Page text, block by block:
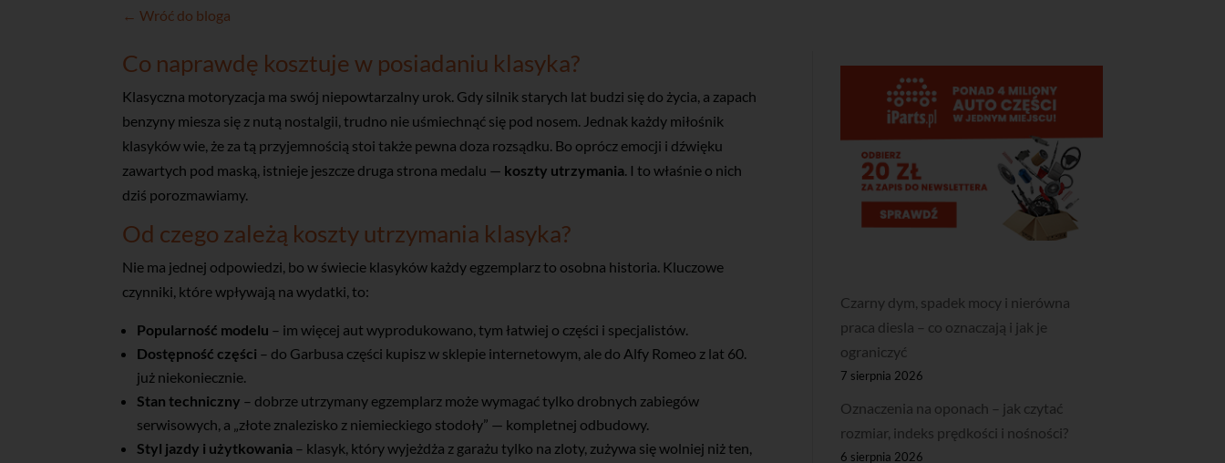
← Wróć do bloga
Co naprawdę kosztuje w posiadaniu klasyka?
Klasyczna motoryzacja ma swój niepowtarzalny urok. Gdy silnik starych lat budzi się do życia, a zapach
benzyny miesza się z nutą nostalgii, trudno nie uśmiechnąć się pod nosem. Jednak każdy miłośnik
klasyków wie, że za tą przyjemnością stoi także pewna doza rozsądku. Bo oprócz emocji i dźwięku
zawartych pod maską, istnieje jeszcze druga strona medalu — koszty utrzymania. I to właśnie o nich
dziś porozmawiamy.
Od czego zależą koszty utrzymania klasyka?
Nie ma jednej odpowiedzi, bo w świecie klasyków każdy egzemplarz to osobna historia. Kluczowe
czynniki, które wpływają na wydatki, to:
Popularność modelu – im więcej aut wyprodukowano, tym łatwiej o części i specjalistów.
Dostępność części – do Garbusa części kupisz w sklepie internetowym, ale do Alfy Romeo z lat 60.
już niekoniecznie.
Stan techniczny – dobrze utrzymany egzemplarz może wymagać tylko drobnych zabiegów
serwisowych, a „złote znalezisko z niemieckiego stodoły” — kompletnej odbudowy.
Styl jazdy i użytkowania – klasyk, który wyjeżdża z garażu tylko na zloty, zużywa się wolniej niż ten,
Czarny dym, spadek mocy i nierówna
praca diesla – co oznaczają i jak je
ograniczyć
7 sierpnia 2026
Oznaczenia na oponach – jak czytać
rozmiar, indeks prędkości i nośności?
6 sierpnia 2026